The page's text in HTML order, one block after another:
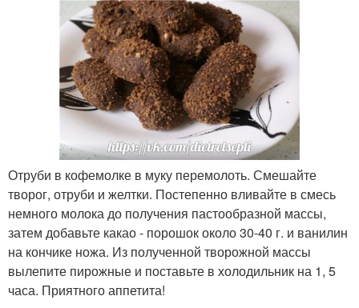
Отруби в кофемолке в муку перемолоть. Смешайте
творог, отруби и желтки. Постепенно вливайте в смесь
немного молока до получения пастообразной массы,
затем добавьте какао - порошок около 30-40 г. и ванилин
на кончике ножа. Из полученной творожной массы
вылепите пирожные и поставьте в холодильник на 1, 5
часа. Приятного аппетита!